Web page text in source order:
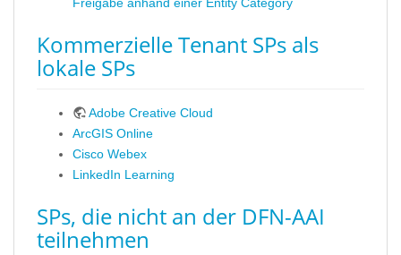
Kommerzielle Tenant SPs als
lokale SPs
Adobe Creative Cloud
ArcGIS Online
Cisco Webex
LinkedIn Learning
SPs, die nicht an der DFN-AAI
teilnehmen